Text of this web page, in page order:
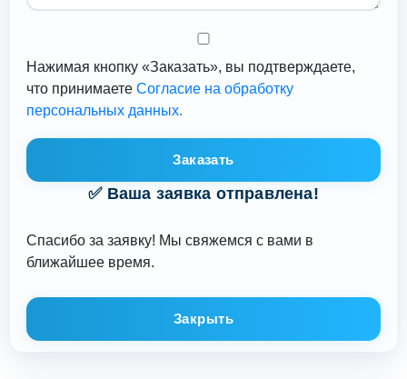
Нажимая кнопку «Заказать», вы подтверждаете,
что принимаетеСогласие на обработку
персональных данных.
Заказать
✅ Ваша заявка отправлена!
Спасибо за заявку! Мы свяжемся с вами в
ближайшее время.
Закрыть